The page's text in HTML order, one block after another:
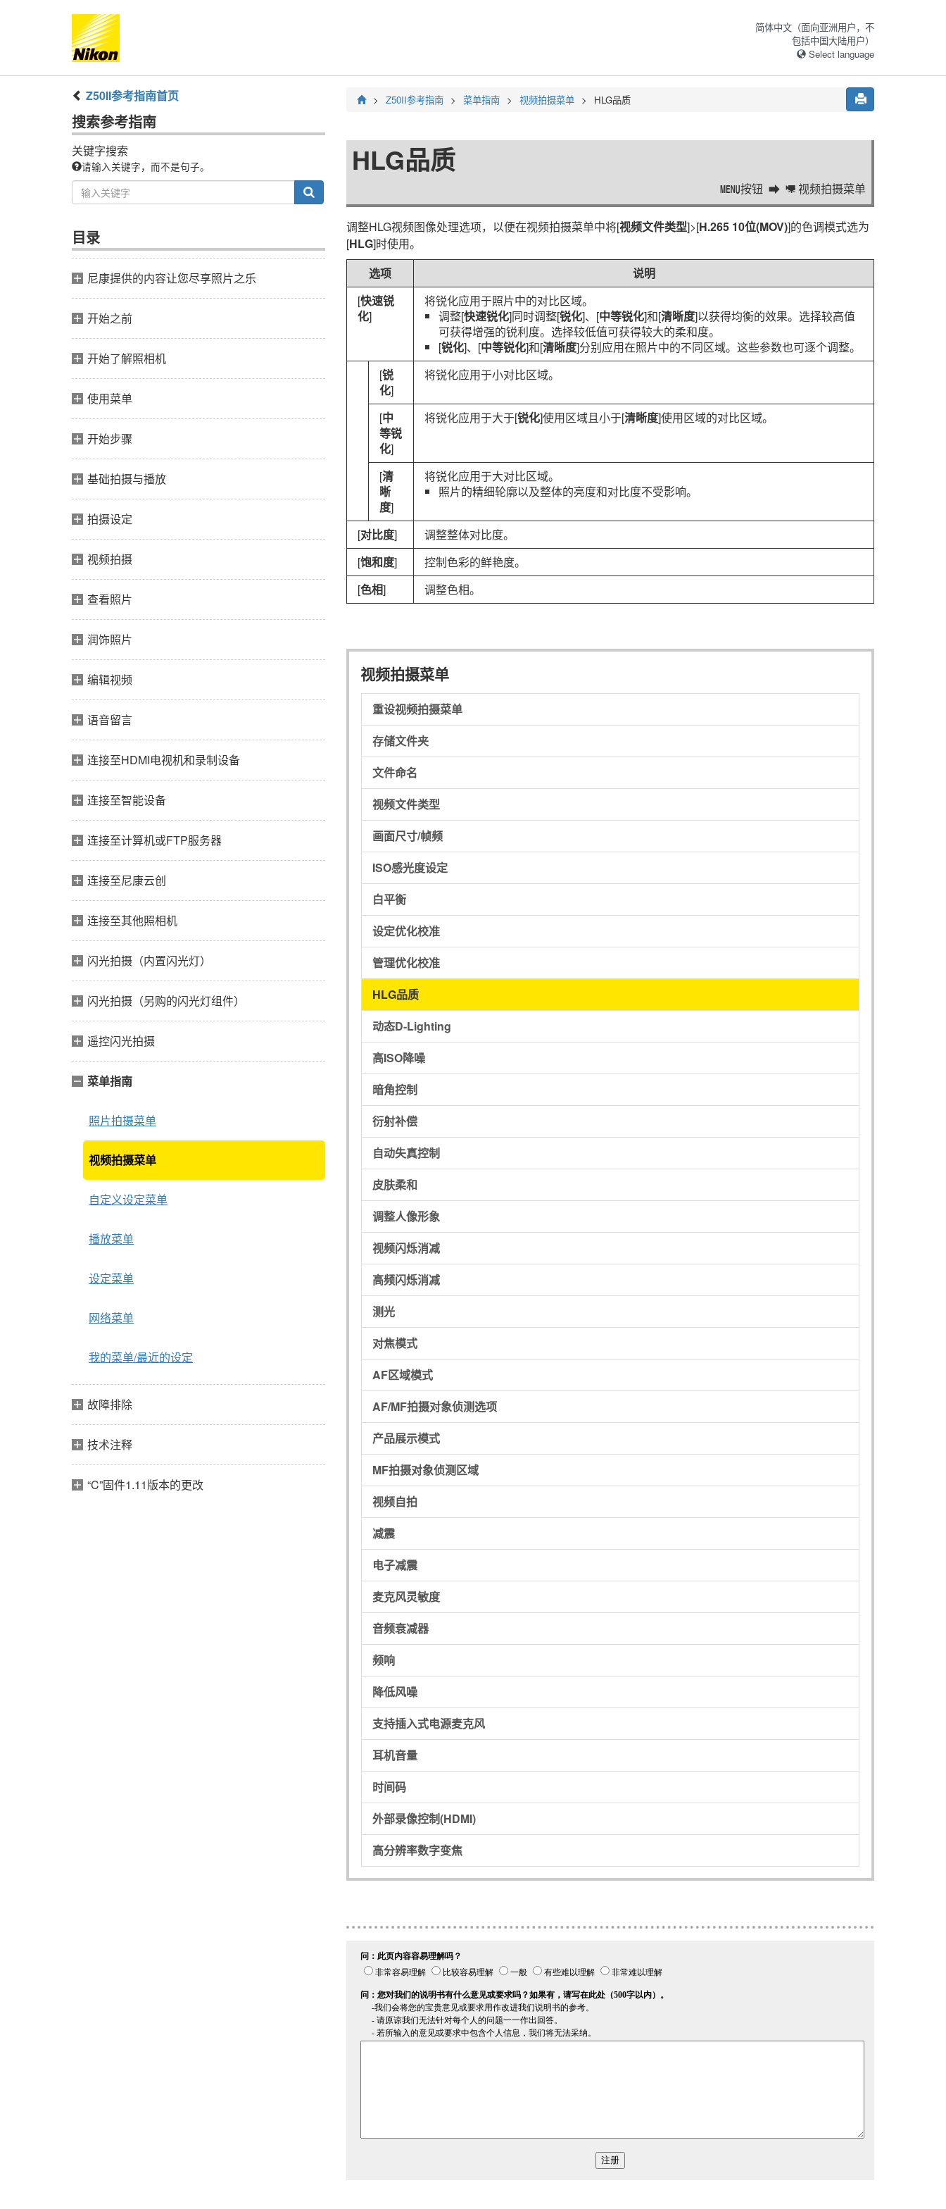
简体中文（面向亚洲用户，不
包括中国大陆用户）
Select language
Z50II参考指南首页
搜索参考指南
关键字搜索
请输入关键字，而不是句子。
目录
尼康提供的内容让您尽享照片之乐
开始之前
开始了解照相机
使用菜单
开始步骤
基础拍摄与播放
拍摄设定
视频拍摄
查看照片
润饰照片
编辑视频
语音留言
连接至HDMI电视机和录制设备
连接至智能设备
连接至计算机或FTP服务器
连接至尼康云创
连接至其他照相机
闪光拍摄（内置闪光灯）
闪光拍摄（另购的闪光灯组件）
遥控闪光拍摄
菜单指南
照片拍摄菜单
视频拍摄菜单
自定义设定菜单
播放菜单
设定菜单
网络菜单
我的菜单/最近的设定
故障排除
技术注释
“C”固件1.11版本的更改
Z50II参考指南 菜单指南 视频拍摄菜单 HLG品质
HLG品质
G按钮 1 视频拍摄菜单
调整HLG视频图像处理选项，以便在视频拍摄菜单中将[视频文件类型]>[H.265 10位(MOV)]的色调模式选为
[HLG]时使用。
选项
说明
[快速锐
化]
将锐化应用于照片中的对比区域。
调整[快速锐化]同时调整[锐化]、[中等锐化]和[清晰度]以获得均衡的效果。选择较高值
可获得增强的锐利度。选择较低值可获得较大的柔和度。
[锐化]、[中等锐化]和[清晰度]分别应用在照片中的不同区域。这些参数也可逐个调整。
[锐
化]
将锐化应用于小对比区域。
[中
等锐
化]
将锐化应用于大于[锐化]使用区域且小于[清晰度]使用区域的对比区域。
[清
晰
度]
将锐化应用于大对比区域。
照片的精细轮廓以及整体的亮度和对比度不受影响。
[对比度]
调整整体对比度。
[饱和度]
控制色彩的鲜艳度。
[色相] 调整色相。
视频拍摄菜单
重设视频拍摄菜单
存储文件夹
文件命名
视频文件类型
画面尺寸/帧频
ISO感光度设定
白平衡
设定优化校准
管理优化校准
HLG品质
动态D-Lighting
高ISO降噪
暗角控制
衍射补偿
自动失真控制
皮肤柔和
调整人像形象
视频闪烁消减
高频闪烁消减
测光
对焦模式
AF区域模式
AF/MF拍摄对象侦测选项
产品展示模式
MF拍摄对象侦测区域
视频自拍
减震
电子减震
麦克风灵敏度
音频衰减器
频响
降低风噪
支持插入式电源麦克风
耳机音量
时间码
外部录像控制(HDMI)
高分辨率数字变焦